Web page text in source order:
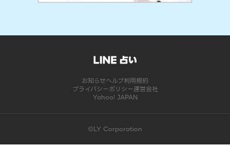
お知らせヘルプ利用規約
プライバシーポリシー運営会社
Yahoo! JAPAN
©LY Corporation
このコンテンツは掲載が終了しました | LINE占い